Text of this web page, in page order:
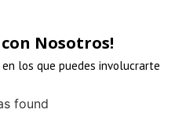
con Nosotros!
los que puedes involucrarte
found